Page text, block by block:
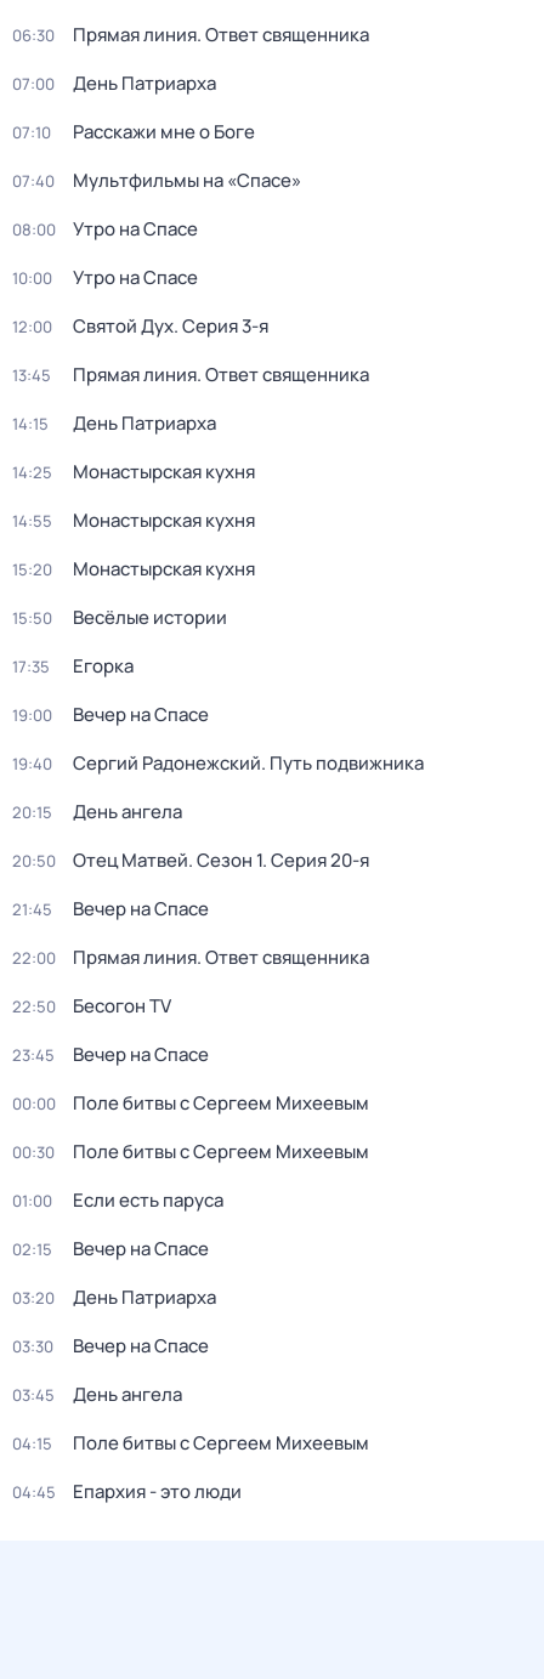
06:30 Прямая линия. Ответ священника
07:00 День Патриарха
07:10 Расскажи мне о Боге
07:40 Мультфильмы на «Спасе»
08:00 Утро на Спасе
10:00 Утро на Спасе
12:00 Святой Дух. Серия 3-я
13:45 Прямая линия. Ответ священника
14:15 День Патриарха
14:25 Монастырская кухня
14:55 Монастырская кухня
15:20 Монастырская кухня
15:50 Весёлые истории
17:35 Егорка
19:00 Вечер на Спасе
19:40 Сергий Радонежский. Путь подвижника
20:15 День ангела
20:50 Отец Матвей. Сезон 1. Серия 20-я
21:45 Вечер на Спасе
22:00 Прямая линия. Ответ священника
22:50 Бесогон TV
23:45 Вечер на Спасе
00:00 Поле битвы с Сергеем Михеевым
00:30 Поле битвы с Сергеем Михеевым
01:00 Если есть паруса
02:15 Вечер на Спасе
03:20 День Патриарха
03:30 Вечер на Спасе
03:45 День ангела
04:15 Поле битвы с Сергеем Михеевым
04:45 Епархия - это люди